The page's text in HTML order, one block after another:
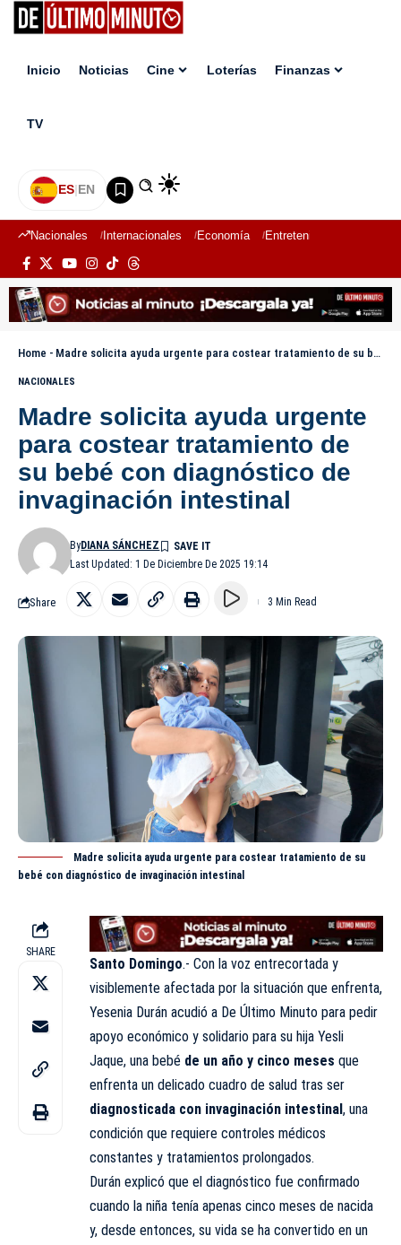
Inicio Noticias Cine Loterías Finanzas
TV
ES|EN
Nacionales Internacionales Economía Entretenimiento
Home - Madre solicita ayuda urgente para costear tratamiento de su bebé con diagnóstico de invaginación intestinal
NACIONALES
Madre solicita ayuda urgente
para costear tratamiento de
su bebé con diagnóstico de
invaginación intestinal
Last Updated: 1 De Diciembre De 2025 19:14
ByDIANA SÁNCHEZ
Share 3 Min Read
Madre solicita ayuda urgente para costear tratamiento de su
bebé con diagnóstico de invaginación intestinal
SHARE
Santo Domingo.- Con la voz entrecortada y
visiblemente afectada por la situación que enfrenta,
Yesenia Durán acudió a De Último Minuto para pedir
apoyo económico y solidario para su hija Yesli
Jaque, una bebé de un año y cinco meses que
enfrenta un delicado cuadro de salud tras ser
diagnosticada con invaginación intestinal , una
condición que requiere controles médicos
constantes y tratamientos prolongados.
Durán explicó que el diagnóstico fue confirmado
cuando la niña tenía apenas cinco meses de nacida
y, desde entonces, su vida se ha convertido en un